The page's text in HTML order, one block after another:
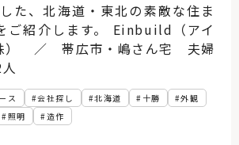
ス 会社探し 北海道 十勝
外観
照明 造作
た、北海道・東北の素敵な住ま
ご紹介します。 Einbuild（アイ
） ／ 帯広市・嶋さん宅 夫婦